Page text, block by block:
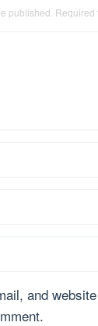
published. Required
and